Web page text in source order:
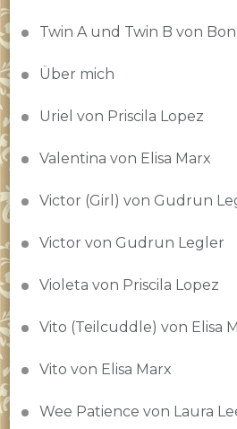
Twin A und Twin B von
Über mich
Uriel von Priscila Lopez
Valentina von Elisa Marx
Victor (Girl) von Gudrun
Victor von Gudrun Legler
Violeta von Priscila Lopez
Vito (Teilcuddle) von Elisa
Vito von Elisa Marx
Wee Patience von Laura